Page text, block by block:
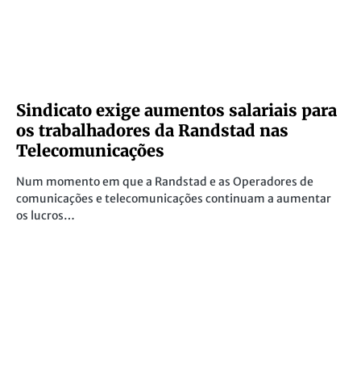
Sindicato exige aumentos salariais para
os trabalhadores da Randstad nas
Telecomunicações
Num momento em que a Randstad e as Operadores de
comunicações e telecomunicações continuam a aumentar
os lucros…